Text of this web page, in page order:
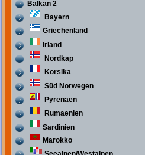
Balkan 2
Bayern
Griechenland
Irland
Nordkap
Korsika
Süd Norwegen
Pyrenäen
Rumaenien
Sardinien
Marokko